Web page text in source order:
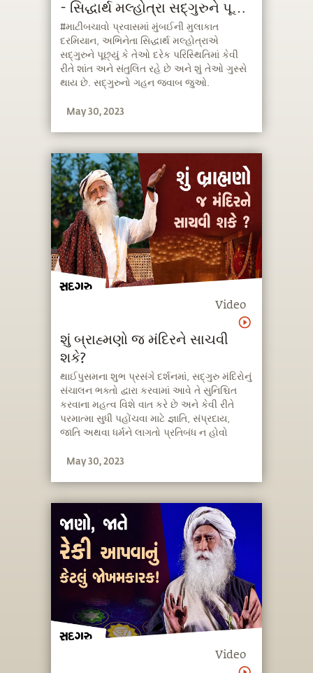
- સિદ્ધાર્થ મલ્હોત્રા સદ્‍ગુરુને પૂછે
છે
#માટીબચાવો પ્રવાસમાં મુંબઈની મુલાકાત
દરમિયાન, અભિનેતા સિદ્ધાર્થ મલ્હોત્રાએ
સદ્‍ગુરુને પૂછ્યું કે તેઓ દરેક પરિસ્થિતિમાં કેવી
રીતે શાંત અને સંતુલિત રહે છે અને શું તેઓ ગુસ્સે
થાય છે. સદ્‍ગુરુનો ગહન જવાબ જુઓ.
May 30, 2023
Video
શું બ્રાહ્મણો જ મંદિરને સાચવી
શકે?
થાઈપુસમના શુભ પ્રસંગે દર્શનમાં, સદ્‍ગુરુ મંદિરોનું
સંચાલન ભક્તો દ્વારા કરવામાં આવે તે સુનિશ્ચિત
કરવાના મહત્વ વિશે વાત કરે છે અને કેવી રીતે
પરમાત્મા સુધી પહોંચવા માટે જ્ઞાતિ, સંપ્રદાય,
જાતિ અથવા ધર્મને લાગતો પ્રતિબંધ ન હોવો
May 30, 2023
Video